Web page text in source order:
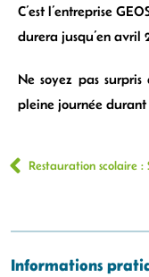
C’est l’entreprise
durera jusqu’en avril
Ne soyez pas
pleine journée durant
Informations